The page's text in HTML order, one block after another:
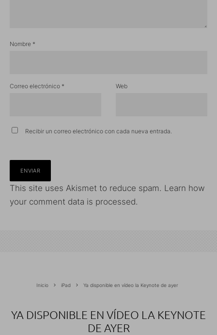
Nombre *
Correo electrónico * Web
Recibir un correo electrónico con cada nueva entrada.
This site uses Akismet to reduce spam. Learn how
your comment data is processed.
Inicio iPad Ya disponible en vídeo la Keynote de ayer
YA DISPONIBLE EN VÍDEO LA KEYNOTE
DE AYER